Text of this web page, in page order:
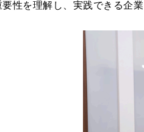
性を理解し、実践できる企